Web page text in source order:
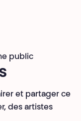
public
et partager ce
des artistes